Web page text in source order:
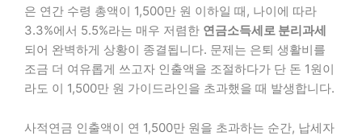
은 연간 수령 총액이 1,500만 원 이하일 때, 나이에 따라
3.3%에서 5.5%라는 매우 저렴한 연금소득세로 분리과세
되어 완벽하게 상황이 종결됩니다. 문제는 은퇴 생활비를
조금 더 여유롭게 쓰고자 인출액을 조절하다가 단 돈 1원이
라도 이 1,500만 원 가이드라인을 초과했을 때 발생합니다.
사적연금 인출액이 연 1,500만 원을 초과하는 순간, 납세자